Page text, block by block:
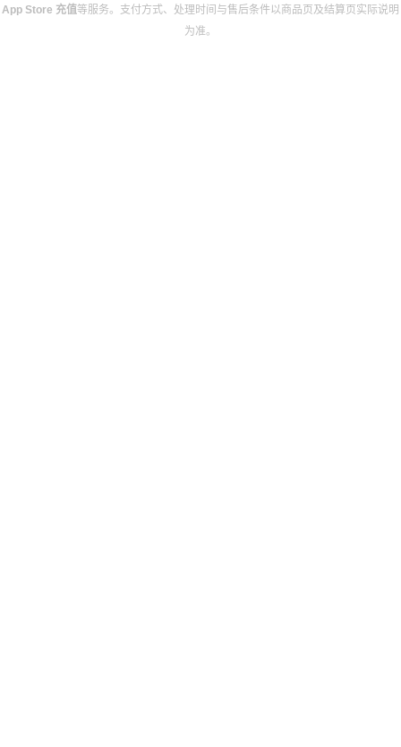
App Store 充值等服务。支付方式、处理时间与售后条件以商品页及结算页实际说明
为准。